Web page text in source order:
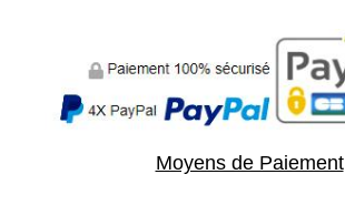
Moyens de Paiement